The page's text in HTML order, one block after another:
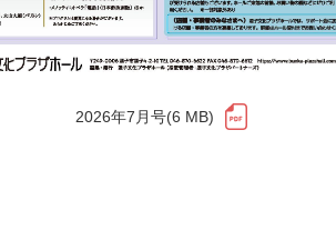
2026年7月号(6 MB)